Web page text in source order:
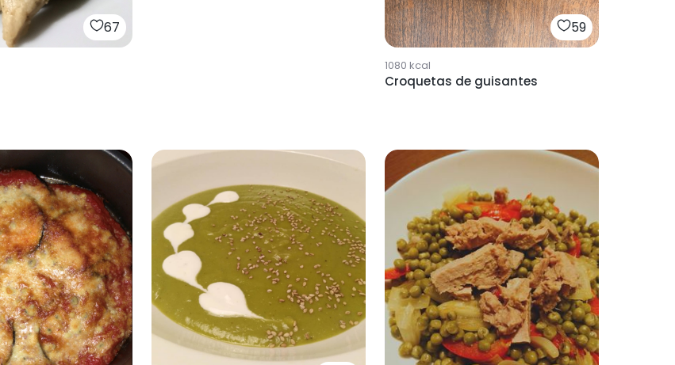
67 59
1080 kcal
Croquetas de guisantes